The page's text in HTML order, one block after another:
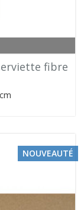
fibre
NOUVEAUTÉ